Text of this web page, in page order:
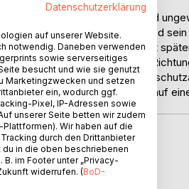
auf heimtückische und
Jürgen Gütter und
erste heiße Spur. Als kurze Zeit
in eine völlig andere
Jägerlobby und radikalen
das Ermittlerteam schließlich auf
BEIBoD
Datenschutzerklärung
auf unserer Website.
notwendig. Daneben verwenden
sowie serverseitiges
besucht und wie sie genutzt
Marketingzwecken und setzen
ein, wodurch ggf.
Pixel, IP-Adressen sowie
unserer Seite betten wir zudem
Wir haben auf die
durch den Drittanbieter
in die oben beschriebenen
im Footer unter „Privacy-
widerrufen. (BoD-